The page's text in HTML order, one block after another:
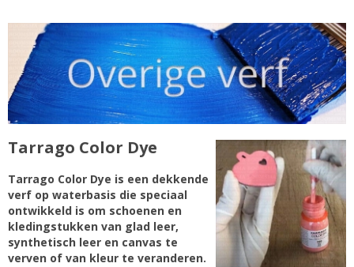
Tarrago Color Dye
Tarrago Color Dye is een dekkende
verf op waterbasis die speciaal
ontwikkeld is om schoenen en
kledingstukken van glad leer,
synthetisch leer en canvas te
verven of van kleur te veranderen.